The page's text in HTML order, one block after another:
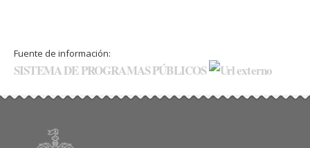
Fuente de información:
SISTEMA DE PROGRAMAS PÚBLICOS